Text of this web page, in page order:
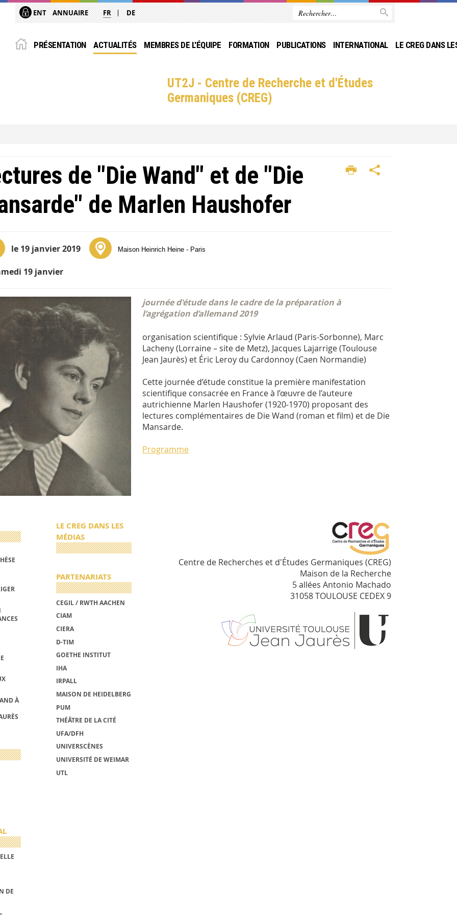
ENT ANNUAIRE FR DE
PRÉSENTATION ACTUALITÉS MEMBRES DE L'ÉQUIPE FORMATION PUBLICATIONS INTERNATIONAL LE CREG DANS
UT2J - Centre de Recherche et d'Études
Germaniques (CREG)
de "Die Wand" et de "Die
de Marlen Haushofer
le 19 janvier 2019
19 janvier
Maison Heinrich Heine - Paris
journée d'étude dans le cadre de la préparation à
l’agrégation d’allemand 2019
organisation scientifique : Sylvie Arlaud (Paris-Sorbonne), Marc
Lacheny (Lorraine – site de Metz), Jacques Lajarrige (Toulouse
Jean Jaurès) et Éric Leroy du Cardonnoy (Caen Normandie)
Cette journée d’étude constitue la première manifestation
scientifique consacrée en France à l’œuvre de l’auteure
autrichienne Marlen Haushofer (1920-1970) proposant des
lectures complémentaires de Die Wand (roman et film) et de Die
Mansarde.
Programme
À
DE
LE CREG DANS LES
MÉDIAS
PARTENARIATS
CEGIL / RWTH AACHEN
CIAM
CIERA
D-TIM
GOETHE INSTITUT
IHA
IRPALL
MAISON DE HEIDELBERG
PUM
THÉÂTRE DE LA CITÉ
UFA/DFH
UNIVERSCÈNES
UNIVERSITÉ DE WEIMAR
UTL
Centre de Recherches et d'Études Germaniques (CREG)
Maison de la Recherche
5 allées Antonio Machado
31058 TOULOUSE CEDEX 9